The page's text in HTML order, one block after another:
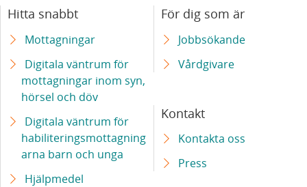
Hitta snabbt
Mottagningar
Digitala väntrum för
mottagningar inom syn,
hörsel och döv
Digitala väntrum för
habiliteringsmottagning
arna barn och unga
Hjälpmedel
För dig som är
Jobbsökande
Vårdgivare
Kontakt
Kontakta oss
Press